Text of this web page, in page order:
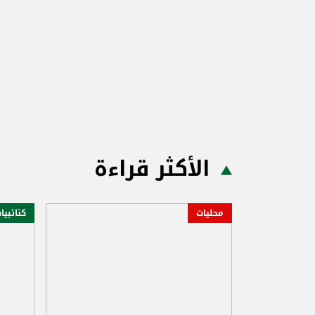
الأكثر قراءة
محليات